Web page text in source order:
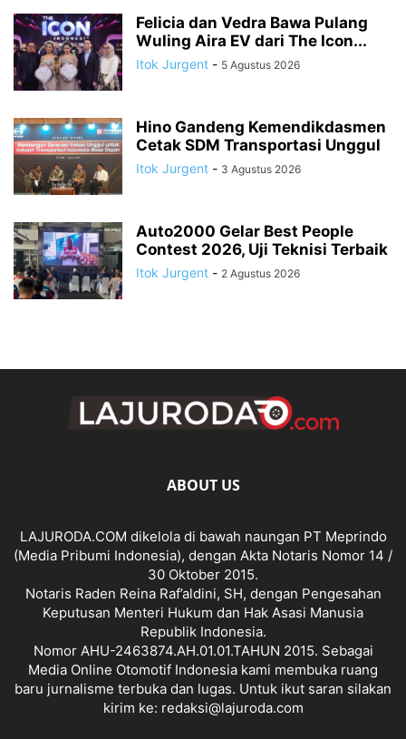
Felicia dan Vedra Bawa Pulang
Wuling Aira EV dari The Icon...
Itok Jurgent - 5 Agustus 2026
Hino Gandeng Kemendikdasmen
Cetak SDM Transportasi Unggul
Itok Jurgent - 3 Agustus 2026
Auto2000 Gelar Best People
Contest 2026, Uji Teknisi Terbaik
Itok Jurgent - 2 Agustus 2026
ABOUT US
LAJURODA.COM dikelola di bawah naungan PT Meprindo
(Media Pribumi Indonesia), dengan Akta Notaris Nomor 14 /
30 Oktober 2015.
Notaris Raden Reina Raf’aldini, SH, dengan Pengesahan
Keputusan Menteri Hukum dan Hak Asasi Manusia
Republik Indonesia.
Nomor AHU-2463874.AH.01.01.TAHUN 2015. Sebagai
Media Online Otomotif Indonesia kami membuka ruang
baru jurnalisme terbuka dan lugas. Untuk ikut saran silakan
kirim ke: redaksi@lajuroda.com